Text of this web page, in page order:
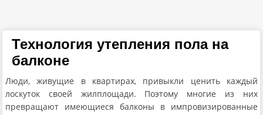
Технология утепления пола на
балконе
Люди, живущие в квартирах, привыкли ценить каждый
лоскуток своей жилплощади. Поэтому многие из них
превращают имеющиеся балконы в импровизированные